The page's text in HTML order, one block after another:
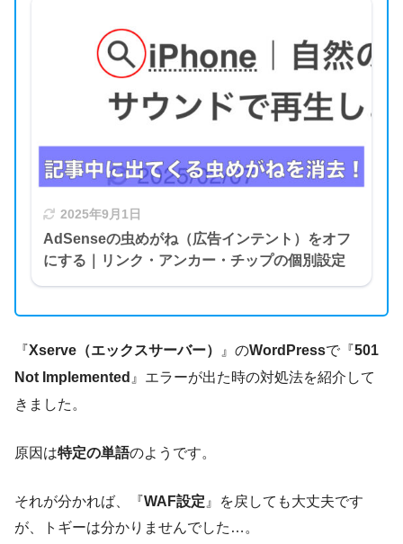
2025年9月1日
AdSenseの虫めがね（広告インテント）をオフ
にする｜リンク・アンカー・チップの個別設定
『Xserve（エックスサーバー） 』のWordPressで『501
Not Implemented 』エラーが出た時の対処法を紹介して
きました。
原因は特定の単語のようです。
それが分かれば、『WAF設定 』を戻しても大丈夫です
が、トギーは分かりませんでした…。